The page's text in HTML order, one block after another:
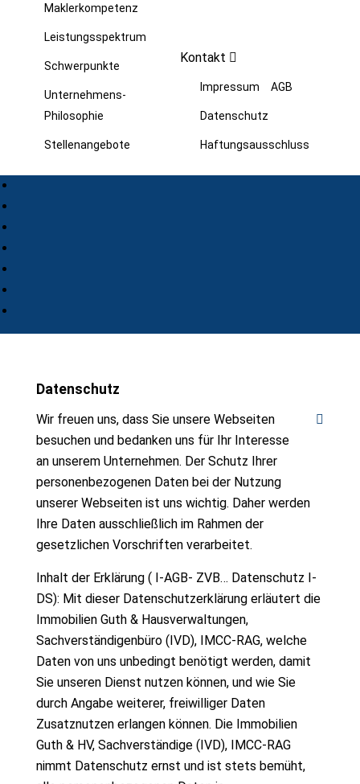
Maklerkompetenz
Leistungsspektrum
Schwerpunkte
Unternehmens-
Philosophie
Stellenangebote
Kontakt
Impressum AGB
Datenschutz
Haftungsausschluss
Datenschutz
Wir freuen uns, dass Sie unsere Webseiten
besuchen und bedanken uns für Ihr Interesse
an unserem Unternehmen. Der Schutz Ihrer
personenbezogenen Daten bei der Nutzung
unserer Webseiten ist uns wichtig. Daher werden
Ihre Daten ausschließlich im Rahmen der
gesetzlichen Vorschriften verarbeitet.
Inhalt der Erklärung ( I-AGB- ZVB… Datenschutz I-
DS): Mit dieser Datenschutzerklärung erläutert die
Immobilien Guth & Hausverwaltungen,
Sachverständigenbüro (IVD), IMCC-RAG, welche
Daten von uns unbedingt benötigt werden, damit
Sie unseren Dienst nutzen können, und wie Sie
durch Angabe weiterer, freiwilliger Daten
Zusatznutzen erlangen können. Die Immobilien
Guth & HV, Sachverständige (IVD), IMCC-RAG
nimmt Datenschutz ernst und ist stets bemüht,